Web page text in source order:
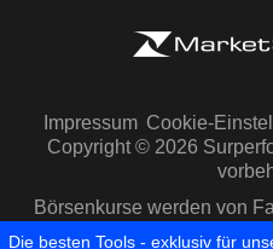
Impressum Cookie-
Copyright © 2026
Börsenkurse werden von
Capital IQ zur
Die besten Tools - exklusiv für